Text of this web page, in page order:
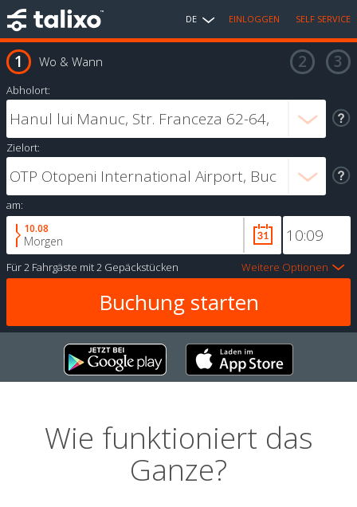
DE EINLOGGEN SELF SERVICE
Wo & Wann
Abholort:
Zielort:
am:
10.08
Morgen
Für2 Fahrgäste mit2 Gepäckstücken Weitere Optionen
Wie funktioniert das
Ganze?